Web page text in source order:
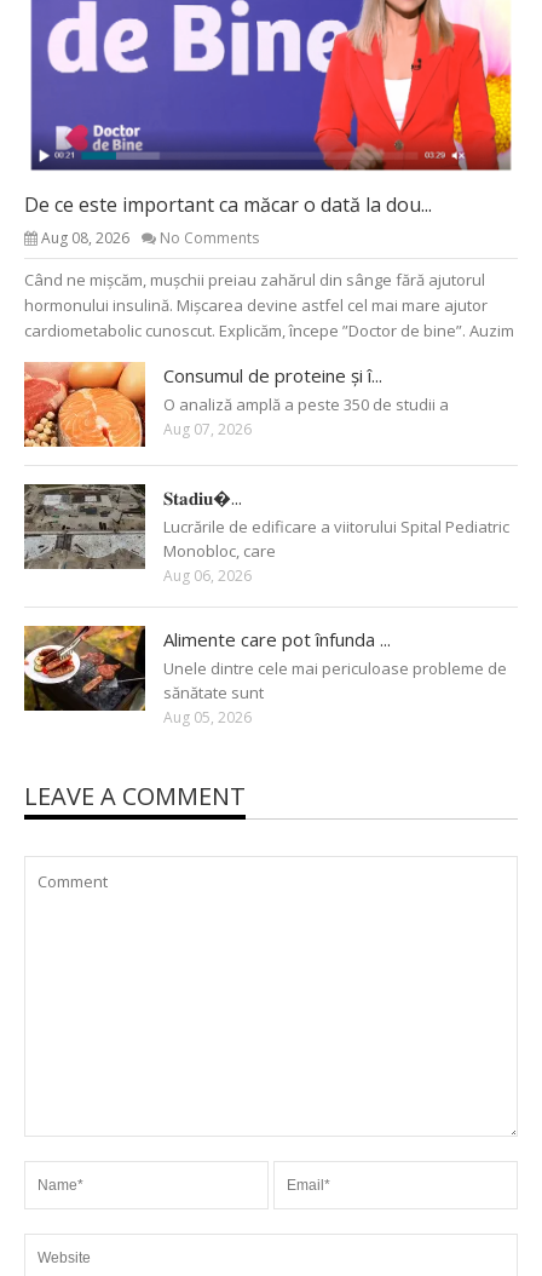
De ce este important ca măcar o dată la dou...
Aug 08, 2026 No Comments
Când ne mișcăm, mușchii preiau zahărul din sânge fără ajutorul
hormonului insulină. Mișcarea devine astfel cel mai mare ajutor
cardiometabolic cunoscut. Explicăm, începe ”Doctor de bine”. Auzim
Consumul de proteine și î...
O analiză amplă a peste 350 de studii a
Aug 07, 2026
𝐒𝐭𝐚𝐝𝐢𝐮�...
Lucrările de edificare a viitorului Spital Pediatric
Monobloc, care
Aug 06, 2026
Alimente care pot înfunda ...
Unele dintre cele mai periculoase probleme de
sănătate sunt
Aug 05, 2026
LEAVE A COMMENT